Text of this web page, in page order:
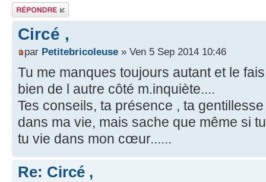
Répondre
Circé ,
par Petitebricoleuse » Ven 5 Sep 2014 10:46
Tu me manques toujours autant et le
bien de l autre côté m.inquiète....
Tes conseils, ta présence , ta
dans ma vie, mais sache que même si
tu vie dans mon cœur......
Re: Circé ,